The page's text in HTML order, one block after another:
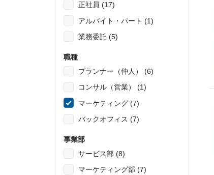
正社員 (17)
アルバイト・パート (1)
業務委託 (5)
職種
プランナー（仲人） (6)
コンサル（営業） (1)
マーケティング (7)
バックオフィス (7)
事業部
サービス部 (8)
マーケティング部 (7)